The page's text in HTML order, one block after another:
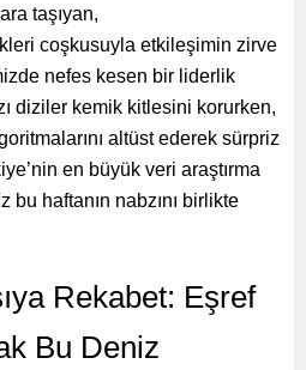
taşıyan,
coşkusuyla etkileşimin zirve
nefes kesen bir liderlik
diziler kemik kitlesini korurken,
altüst ederek sürpriz
en büyük veri araştırma
bu haftanın nabzını birlikte
Rekabet: Eşref
Bu Deniz